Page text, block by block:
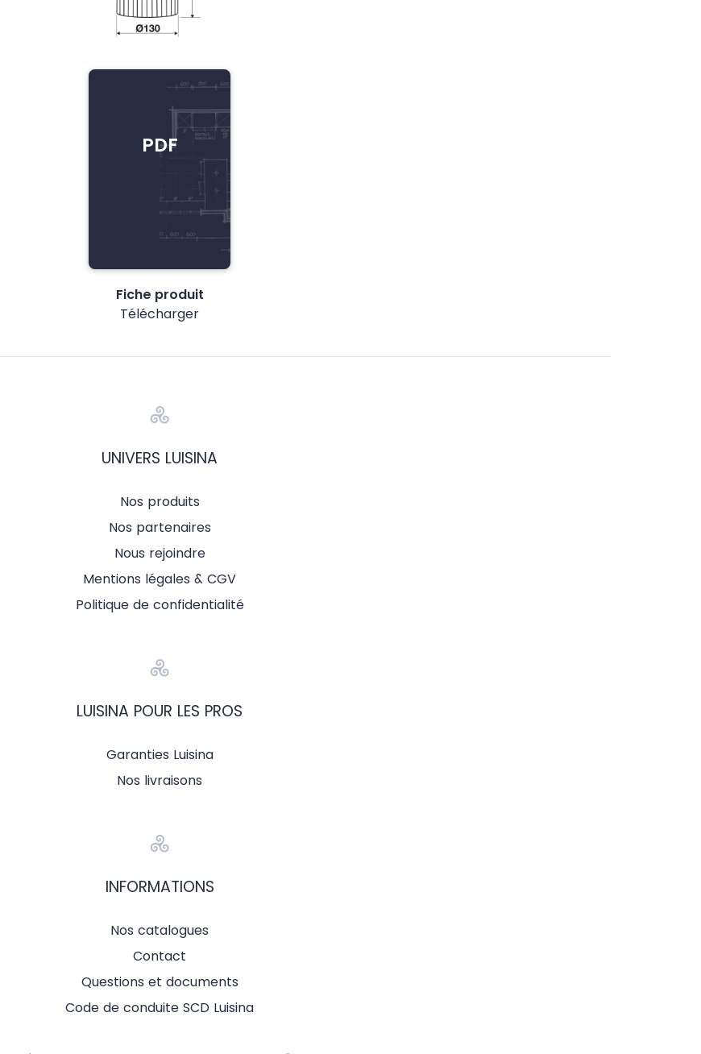
PDF
Fiche produit
Télécharger
UNIVERS LUISINA
Nos produits
Nos partenaires
Nous rejoindre
Mentions légales & CGV
Politique de confidentialité
LUISINA POUR LES PROS
Garanties Luisina
Nos livraisons
INFORMATIONS
Nos catalogues
Contact
Questions et documents
Code de conduite SCD Luisina